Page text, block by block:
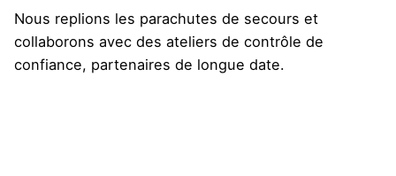
Nous replions les parachutes de secours et
collaborons avec des ateliers de contrôle de
confiance, partenaires de longue date.